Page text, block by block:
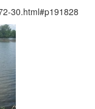
30.html#p191828